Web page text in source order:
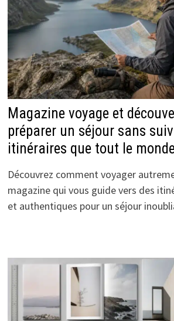
Magazine voyage et
préparer un séjour sans
itinéraires que tout le
Découvrez comment voyager
magazine qui vous guide vers des
et authentiques pour un séjour